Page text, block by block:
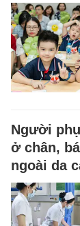
Người
ở chân,
ngoài da